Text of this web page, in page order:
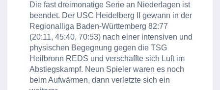
Die fast dreimonatige Serie an Niederlagen ist
beendet. Der USC Heidelberg II gewann in der
Regionalliga Baden-Württemberg 82:77
(20:11, 45:40, 70:53) nach einer intensiven und
physischen Begegnung gegen die TSG
Heilbronn REDS und verschaffte sich Luft im
Abstiegskampf. Neun Spieler waren es noch
beim Aufwärmen, dann verletzte sich ein